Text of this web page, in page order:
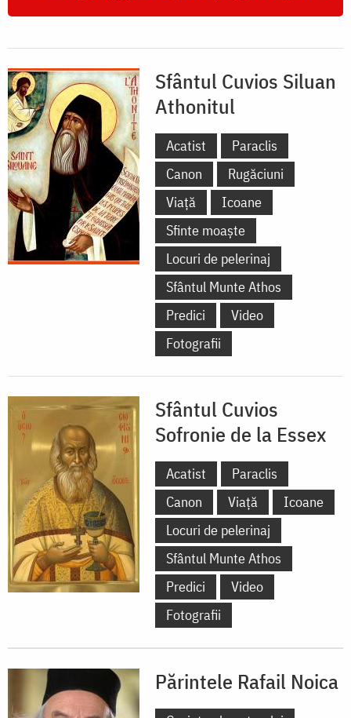
Sfântul Cuvios Siluan
Athonitul
Acatist
Paraclis
Canon
Rugăciuni
Viață
Icoane
Sfinte moaște
Locuri de pelerinaj
Sfântul Munte Athos
Predici
Video
Fotografii
Sfântul Cuvios
Sofronie de la Essex
Acatist
Paraclis
Canon
Viață
Icoane
Locuri de pelerinaj
Sfântul Munte Athos
Predici
Video
Fotografii
Părintele Rafail Noica